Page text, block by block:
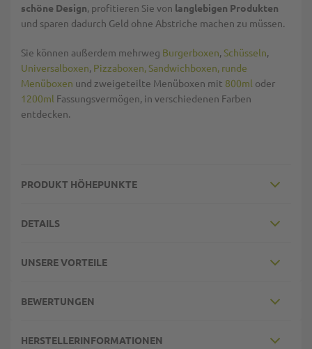
schöne Design, profitieren Sie von langlebigen Produkten
und sparen dadurch Geld ohne Abstriche machen zu müssen.
Sie können außerdem mehrweg Burgerboxen, Schüsseln,
Universalboxen, Pizzaboxen, Sandwichboxen, runde
Menüboxen und zweigeteilte Menüboxen mit 800ml oder
1200ml Fassungsvermögen, in verschiedenen Farben
entdecken.
PRODUKT HÖHEPUNKTE
DETAILS
UNSERE VORTEILE
BEWERTUNGEN
HERSTELLERINFORMATIONEN